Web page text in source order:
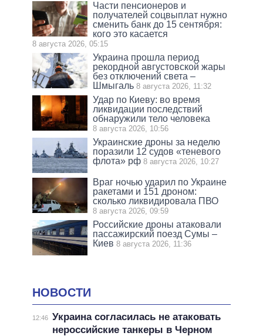
Части пенсионеров и
получателей соцвыплат нужно
сменить банк до 15 сентября:
кого это касается
8 августа 2026, 05:15
Украина прошла период
рекордной августовской жары
без отключений света –
Шмыгаль 8 августа 2026, 11:32
Удар по Киеву: во время
ликвидации последствий
обнаружили тело человека
8 августа 2026, 10:56
Украинские дроны за неделю
поразили 12 судов «теневого
флота» рф 8 августа 2026, 10:27
Враг ночью ударил по Украине
ракетами и 151 дроном:
сколько ликвидировала ПВО
8 августа 2026, 09:59
Российские дроны атаковали
пассажирский поезд Сумы –
Киев 8 августа 2026, 11:36
НОВОСТИ
12:46 Украина согласилась не атаковать
нероссийские танкеры в Черном